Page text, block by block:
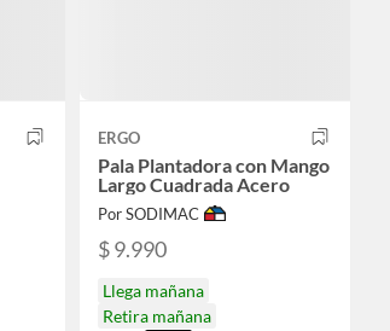
ERGO
Pala Plantadora con Mango
Largo Cuadrada Acero
Por SODIMAC
$ 9.990
Llega mañana
Retira mañana